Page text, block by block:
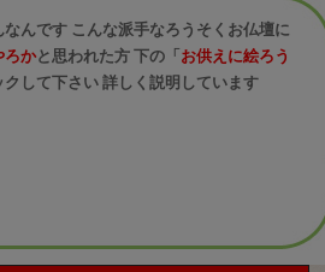
んです こんな派手なろうそくお仏壇に
ろかと思われた方下の 「お供えに絵ろう
クして下さい詳しく説明しています